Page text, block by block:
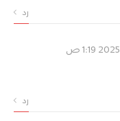
رد
رد